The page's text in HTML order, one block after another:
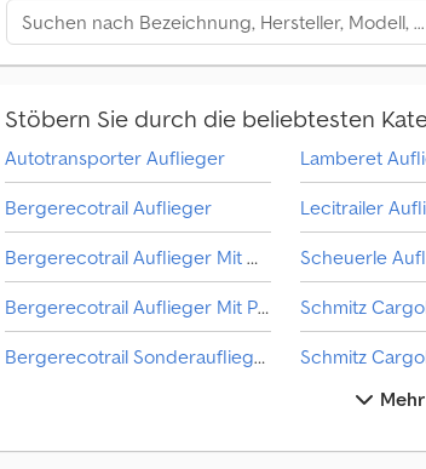
Stöbern Sie durch die beliebtesten
Autotransporter Auflieger
Bergerecotrail Auflieger
Bergerecotrail Auflieger Mit Offener Pritsche
Bergerecotrail Auflieger Mit Pritsche & Plane
Bergerecotrail Sonderauflieger
Gheysen & Verpoort Auflieger
Lamberet
Lecitrailer
Scheuerle
Schmitz